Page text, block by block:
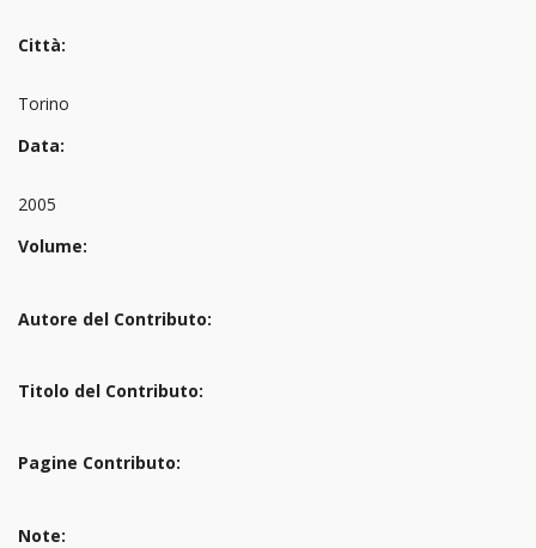
Città:
Torino
Data:
2005
Volume:
Autore del Contributo:
Titolo del Contributo:
Pagine Contributo:
Note: